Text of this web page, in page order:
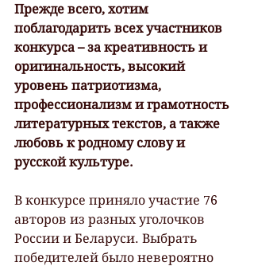
Прежде всего, хотим
поблагодарить всех участников
конкурса – за креативность и
оригинальность, высокий
уровень патриотизма,
профессионализм и грамотность
литературных текстов, а также
любовь к родному слову и
русской культуре.
В конкурсе приняло участие 76
авторов из разных уголочков
России и Беларуси. Выбрать
победителей было невероятно